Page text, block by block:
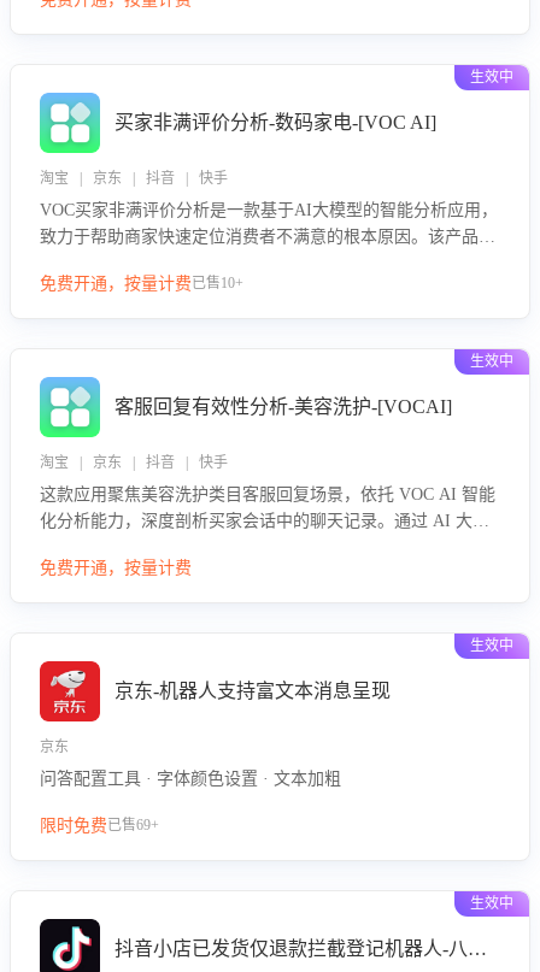
绪、归因争议根源，并客观评估客服应对合理性与成效。系统
生效中
买家非满评价分析-数码家电-[VOC AI]
淘宝 | 京东 | 抖音 | 快手
VOC买家非满评价分析是一款基于AI大模型的智能分析应用，
致力于帮助商家快速定位消费者不满意的根本原因。该产品可
或其它部门原因，明确责任归属，提供可落地的改进建议与策
免费开通，按量计费已售10+
生效中
客服回复有效性分析-美容洗护-[VOCAI]
淘宝 | 京东 | 抖音 | 快手
这款应用聚焦美容洗护类目客服回复场景，依托 VOC AI 智能
化分析能力，深度剖析买家会话中的聊天记录。通过 AI 大模
效性与完整性，输出针对性改进策略，助力商家快速优化快捷
免费开通，按量计费
生效中
京东-机器人支持富文本消息呈现
京东
问答配置工具 · 字体颜色设置 · 文本加粗
限时免费已售69+
生效中
抖音小店已发货仅退款拦截登记机器人-八爪鱼